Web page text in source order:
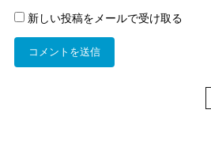
新しい投稿をメールで受け取る